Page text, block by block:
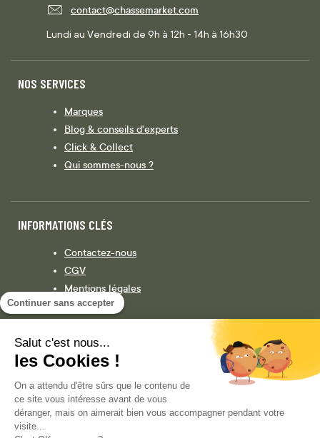
Continuer sans accepter
Salut c'est nous...
les Cookies !
On a attendu d'être sûrs que le contenu de
ce site vous intéresse avant de vous
déranger, mais on aimerait bien vous accompagner pendant votre
visite...
contact@chassemarket.com
Lundi au Vendredi de 9h à 12h - 14h à 16h30
NOS SERVICES
Marques
Blog & conseils d'experts
Click & Collect
Qui sommes-nous ?
INFORMATIONS CLÉS
Contactez-nous
CGV
Mentions légales
Législation
Facebook Instagram